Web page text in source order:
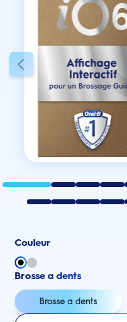
Couleur
Brosse a dents
Brosse a dents